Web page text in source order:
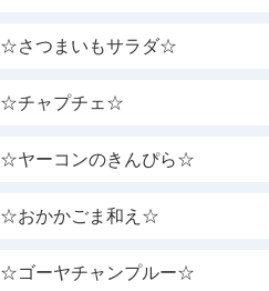
☆さつまいもサラダ☆
☆チャプチェ☆
☆ヤーコンのきんぴら☆
☆おかかごま和え☆
☆ゴーヤチャンプルー☆